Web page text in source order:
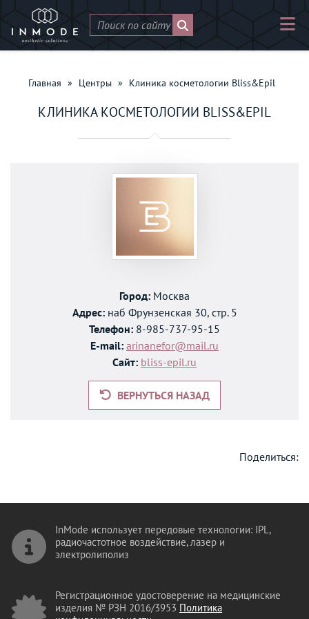
Главная » Центры » Клиника косметологии Bliss&Epil
КЛИНИКА КОСМЕТОЛОГИИ BLISS&EPIL
Город: Москва
Адрес:наб Фрунзенская 30, стр. 5
Телефон: 8-985-737-95-15
E-mail: arinanefor@mail.ru
Сайт: bliss-epil.ru
ВЕРНУТЬСЯ НАЗАД
Поделиться:
InMode использует передовые технологии: IPL,
радиочастотное воздействие, лазер и
электролиполиз
Регистрационное удостоверение на медицинские
изделия № РЗН 2016/3953 Политика